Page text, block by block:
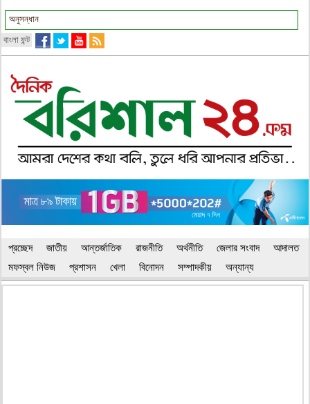
বাংলা ফন্ট
প্রচ্ছেদ জাতীয় আন্তর্জাতিক রাজনীতি অর্থনীতি জেলার সংবাদ
আদালত
মফস্বল নিউজ
প্রশাসন খেলা বিনোদন সম্পাদকীয় অন্যান্য